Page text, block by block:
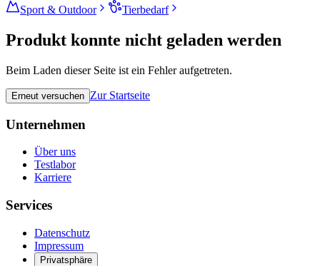
Sport & Outdoor
Tierbedarf
Produkt konnte nicht geladen werden
Beim Laden dieser Seite ist ein Fehler aufgetreten.
Erneut versuchen Zur Startseite
Unternehmen
Über uns
Testlabor
Karriere
Services
Datenschutz
Impressum
Privatsphäre